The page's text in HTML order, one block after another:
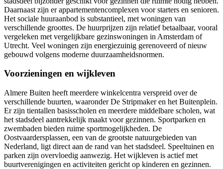
Daarnaast zijn er appartementencomplexen voor starters en senioren.
Het sociale huuraanbod is substantieel, met woningen van
verschillende groottes. De huurprijzen zijn relatief betaalbaar, vooral
vergeleken met vergelijkbare gezinswoningen in Amsterdam of
Utrecht. Veel woningen zijn energiezuinig gerenoveerd of nieuw
gebouwd volgens moderne duurzaamheidsnormen.
Voorzieningen en wijkleven
Almere Buiten heeft meerdere winkelcentra verspreid over de
verschillende buurten, waaronder De Stripmaker en het Buitenplein.
Er zijn tientallen basisscholen en meerdere middelbare scholen, wat
het stadsdeel aantrekkelijk maakt voor gezinnen. Sportparken en
zwembaden bieden ruime sportmogelijkheden. De
Oostvaardersplassen, een van de grootste natuurgebieden van
Nederland, ligt direct aan de rand van het stadsdeel. Speeltuinen en
parken zijn overvloedig aanwezig. Het wijkleven is actief met
buurtverenigingen en activiteiten gericht op kinderen en gezinnen.